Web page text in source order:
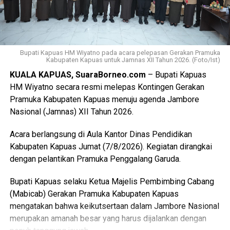
final LP2B data LCP2B menyempurnakan Raperda melalui
proses harmonisasi dan pembahasan DPRD,” ujarnya.
(Ujg/SB)
Views: 13
Bagikan ke
WhatsApp 0 Facebook 0
Bupati Kapuas HM Wiyatno pada acara pelepasan Gerakan Pramuka
Kabupaten Kapuas untuk Jamnas XII Tahun 2026. (Foto/Ist)
KUALA KAPUAS, SuaraBorneo.com – Bupati Kapuas
HM Wiyatno secara resmi melepas Kontingen Gerakan
Pramuka Kabupaten Kapuas menuju agenda Jambore
Nasional (Jamnas) XII Tahun 2026.
Acara berlangsung di Aula Kantor Dinas Pendidikan
Kabupaten Kapuas Jumat (7/8/2026). Kegiatan dirangkai
dengan pelantikan Pramuka Penggalang Garuda.
Bupati Kapuas selaku Ketua Majelis Pembimbing Cabang
(Mabicab) Gerakan Pramuka Kabupaten Kapuas
mengatakan bahwa keikutsertaan dalam Jambore Nasional
merupakan amanah besar yang harus dijalankan dengan